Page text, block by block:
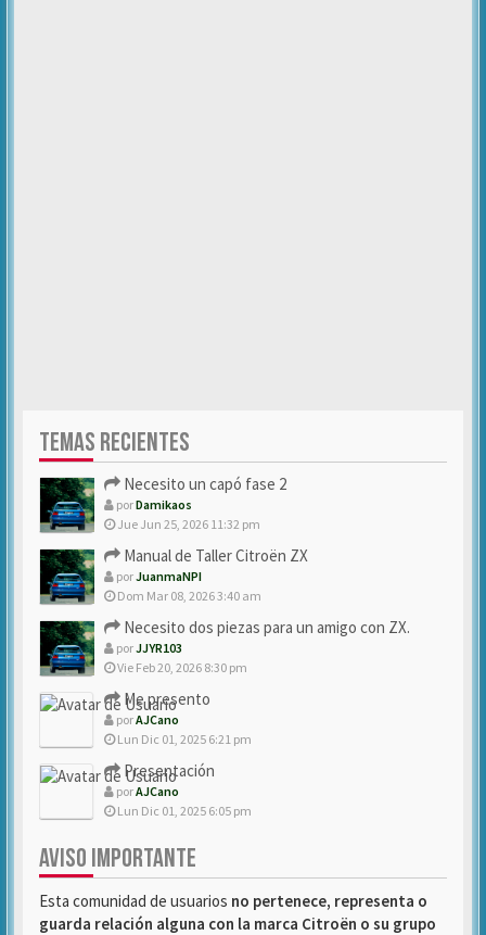
TEMAS RECIENTES
Necesito un capó fase 2
porDamikaos
Jue Jun 25, 2026 11:32 pm
Manual de Taller Citroën ZX
porJuanmaNPI
Dom Mar 08, 2026 3:40 am
Necesito dos piezas para un amigo con ZX.
porJJYR103
Vie Feb 20, 2026 8:30 pm
Me presento
porAJCano
Lun Dic 01, 2025 6:21 pm
Presentación
porAJCano
Lun Dic 01, 2025 6:05 pm
AVISO IMPORTANTE
Esta comunidad de usuarios no pertenece, representa o
guarda relación alguna con la marca Citroën o su grupo